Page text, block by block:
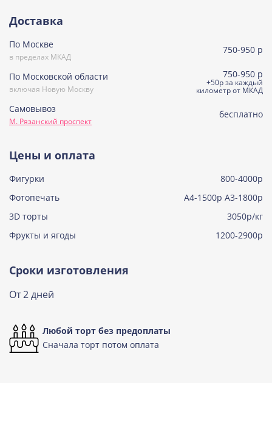
Сметанная
Узнать подробнее о начинке
Узнать подробнее о начинке
Доставка
По Москве
в пределах МКАД
750-950 р
По Московской области
включая Новую Москву
750-950 р
+50р за каждый
километр от МКАД
Самовывоз
М. Рязанский проспект
бесплатно
Цены и оплата
Фигурки
800-4000р
Фотопечать
А4-1500р А3-1800р
3D торты
3050р/кг
Фрукты и ягоды
1200-2900р
Сроки изготовления
От 2 дней
Любой торт без предоплаты
Сначала торт потом оплата